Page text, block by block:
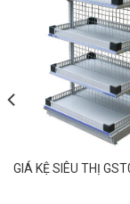
GIÁ KỆ SIÊU THỊ